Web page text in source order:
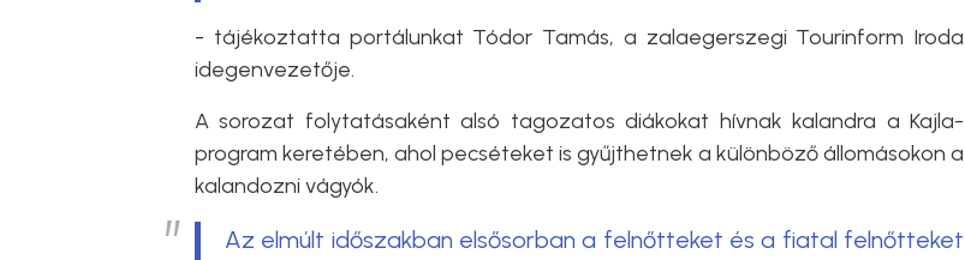
- tájékoztatta portálunkat Tódor Tamás, a zalaegerszegi Tourinform Iroda
idegenvezetője.
A sorozat folytatásaként alsó tagozatos diákokat hívnak kalandra a Kajla-
program keretében, ahol pecséteket is gyűjthetnek a különböző állomásokon a
kalandozni vágyók.
Az elmúlt időszakban elsősorban a felnőtteket és a fiatal felnőtteket